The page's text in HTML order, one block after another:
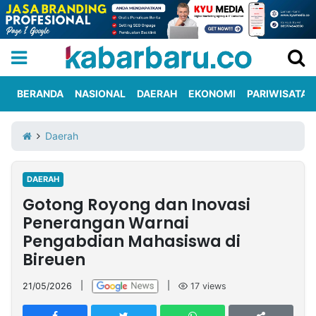
Iklan
Berita
Kami
Nasional
International
Olahraga
Entertainment
Daerah
Pariwisata
Kuliner
Kolom
Network
PT
TREETAN
BERANDA NASIONAL DAERAH EKONOMI PARIWISATA
Daerah
DAERAH
Gotong Royong dan Inovasi
Penerangan Warnai
Pengabdian Mahasiswa di
Bireuen
21/05/2026 17 views